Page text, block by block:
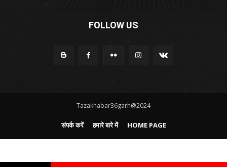
FOLLOW US
Tazakhabar36garh@2024
संपर्क करें हमारे बारे में HOME PAGE